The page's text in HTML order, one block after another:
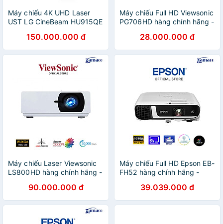
Máy chiếu 4K UHD Laser
UST LG CineBeam HU915QE
AUDIO150.000.000 đ
Máy chiếu Full HD Viewsonic
PG706HD hàng chính hãng -
28.000.000 đ
Máy chiếu Laser Viewsonic
LS800HD hàng chính hãng -
90.000.000 đ
Máy chiếu Full HD Epson EB-
FH52 hàng chính hãng -
39.039.000 đ